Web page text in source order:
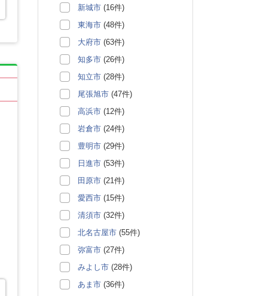
新城市 (16件)
東海市 (48件)
大府市 (63件)
知多市 (26件)
知立市 (28件)
尾張旭市 (47件)
高浜市 (12件)
岩倉市 (24件)
豊明市 (29件)
日進市 (53件)
田原市 (21件)
愛西市 (15件)
清須市 (32件)
北名古屋市 (55件)
弥富市 (27件)
みよし市 (28件)
あま市 (36件)